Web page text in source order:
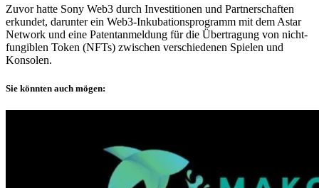
Zuvor hatte Sony Web3 durch Investitionen und Partnerschaften
erkundet, darunter ein Web3-Inkubationsprogramm mit dem Astar
Network und eine Patentanmeldung für die Übertragung von nicht-
fungiblen Token (NFTs) zwischen verschiedenen Spielen und
Konsolen.
Sie könnten auch mögen: